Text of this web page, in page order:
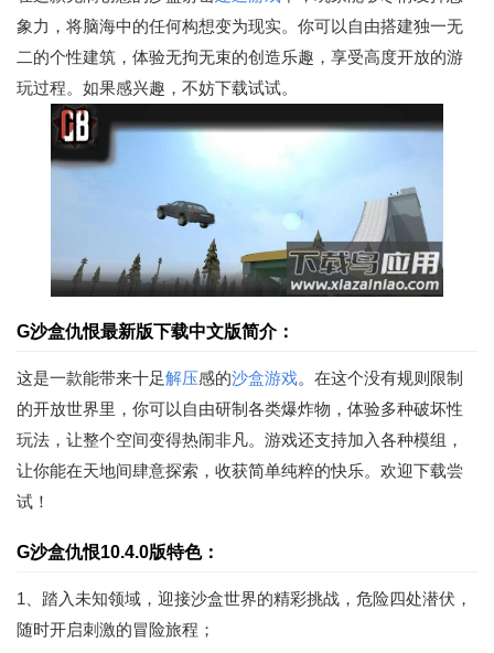
象力，将脑海中的任何构想变为现实。你可以自由搭建独一无
二的个性建筑，体验无拘无束的创造乐趣，享受高度开放的游
玩过程。如果感兴趣，不妨下载试试。
G沙盒仇恨最新版下载中文版简介：
这是一款能带来十足解压感的沙盒游戏。在这个没有规则限制
的开放世界里，你可以自由研制各类爆炸物，体验多种破坏性
玩法，让整个空间变得热闹非凡。游戏还支持加入各种模组，
让你能在天地间肆意探索，收获简单纯粹的快乐。欢迎下载尝
试！
G沙盒仇恨10.4.0版特色：
1、踏入未知领域，迎接沙盒世界的精彩挑战，危险四处潜伏，
随时开启刺激的冒险旅程；